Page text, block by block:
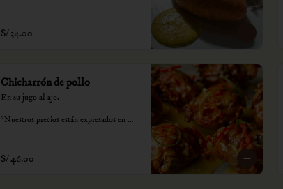
recargo al consumo.
S/ 34.00
Chicharrón de pollo
En su jugo al ajo.
*Nuestros precios están expresados en
S/ 46.00